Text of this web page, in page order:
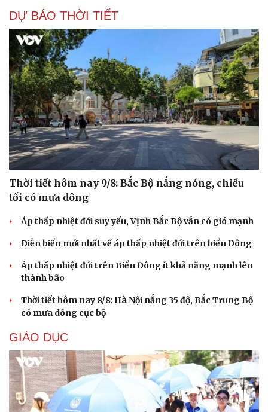
Du lịch
Tư vấn
Săn Tour
check-in
Podcast
Câu chuyện thời sự
Đọc truyện đêm khuya
Cửa sổ tình yêu
Kể chuyện cho bé
Hạt giống tâm hồn
DỰ BÁO THỜI TIẾT
Thời tiết hôm nay 9/8: Bắc Bộ nắng nóng, chiều
tối có mưa dông
Áp thấp nhiệt đới suy yếu, Vịnh Bắc Bộ vẫn có gió mạnh
Diễn biến mới nhất về áp thấp nhiệt đới trên biển Đông
Áp thấp nhiệt đới trên Biển Đông ít khả năng mạnh lên
thành bão
Thời tiết hôm nay 8/8: Hà Nội nắng 35 độ, Bắc Trung Bộ
có mưa dông cục bộ
GIÁO DỤC